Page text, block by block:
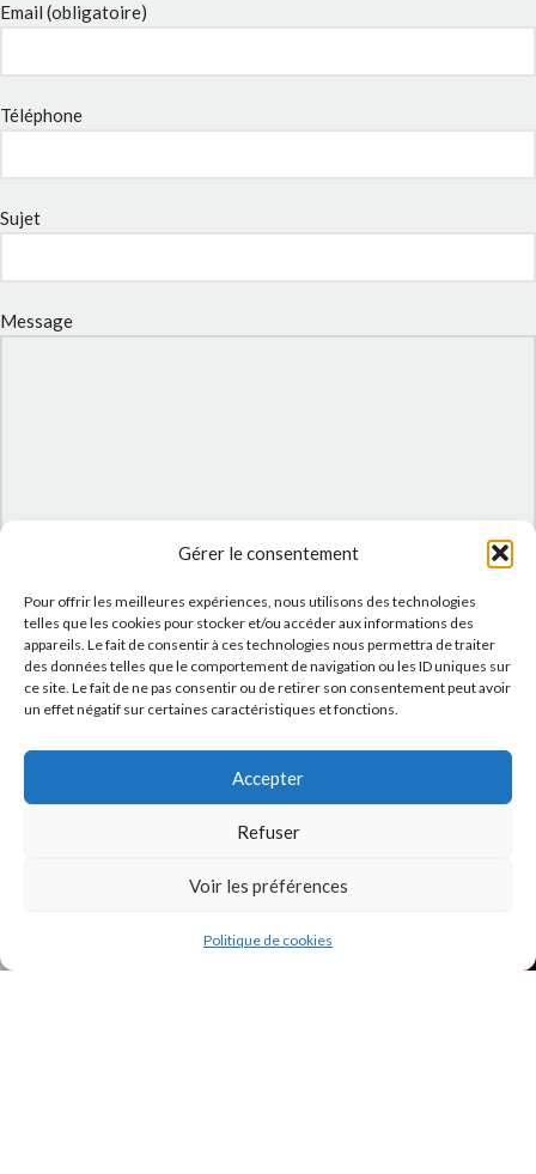
Gérer le consentement
Pour offrir les meilleures expériences, nous utilisons des technologies
telles que les cookies pour stocker et/ou accéder aux informations des
appareils. Le fait de consentir à ces technologies nous permettra de traiter
des données telles que le comportement de navigation ou les ID uniques sur
ce site. Le fait de ne pas consentir ou de retirer son consentement peut avoir
un effet négatif sur certaines caractéristiques et fonctions.
Accepter
Refuser
Voir les préférences
Politique de cookies
Email (obligatoire)
Téléphone
Sujet
Message
J'accepte laPolitique de confidentialitéde ce site.
INSTAGRAM